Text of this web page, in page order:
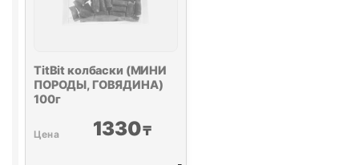
TitBit колбаски (МИНИ
ПОРОДЫ, ГОВЯДИНА)
100г
1330₸